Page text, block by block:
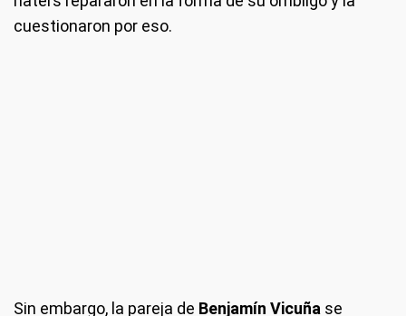
cuestionaron por eso.
Sin embargo, la pareja de Benjamín Vicuña se